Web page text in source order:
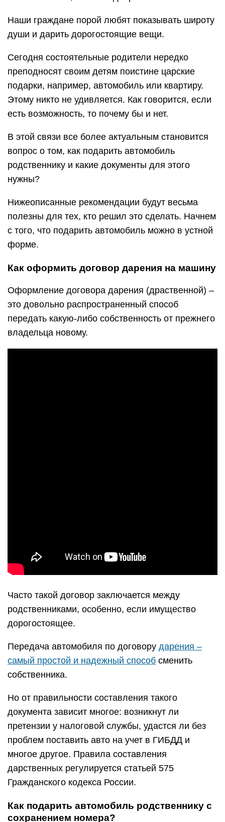
Наши граждане порой любят показывать широту
души и дарить дорогостоящие вещи.
Сегодня состоятельные родители нередко
преподносят своим детям поистине царские
подарки, например, автомобиль или квартиру.
Этому никто не удивляется. Как говорится, если
есть возможность, то почему бы и нет.
В этой связи все более актуальным становится
вопрос о том, как подарить автомобиль
родственнику и какие документы для этого
нужны?
Нижеописанные рекомендации будут весьма
полезны для тех, кто решил это сделать. Начнем
с того, что подарить автомобиль можно в устной
форме.
Как оформить договор дарения на машину
Оформление договора дарения (драственной) –
это довольно распространенный способ
передать какую-либо собственность от прежнего
владельца новому.
Часто такой договор заключается между
родственниками, особенно, если имущество
дорогостоящее.
Передача автомобиля по договору дарения –
самый простой и надежный способ сменить
собственника.
Но от правильности составления такого
документа зависит многое: возникнут ли
претензии у налоговой службы, удастся ли без
проблем поставить авто на учет в ГИБДД и
многое другое. Правила составления
дарственных регулируется статьей 575
Гражданского кодекса России.
Как подарить автомобиль родственнику с
сохранением номера?